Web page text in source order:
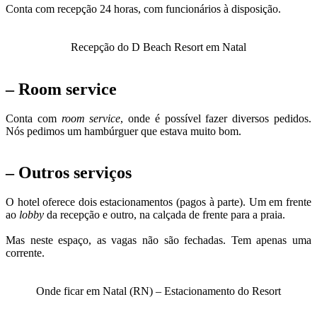
Conta com recepção 24 horas, com funcionários à disposição.
Recepção do D Beach Resort em Natal
– Room service
Conta com room service, onde é possível fazer diversos pedidos.
Nós pedimos um hambúrguer que estava muito bom.
– Outros serviços
O hotel oferece dois estacionamentos (pagos à parte). Um em frente
ao lobby da recepção e outro, na calçada de frente para a praia.
Mas neste espaço, as vagas não são fechadas. Tem apenas uma
corrente.
Onde ficar em Natal (RN) – Estacionamento do Resort